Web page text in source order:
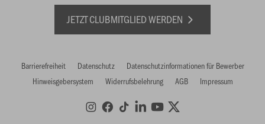
JETZT CLUBMITGLIED WERDEN
Barrierefreiheit Datenschutz
Datenschutzinformationen für Bewerber
Hinweisgebersystem
Widerrufsbelehrung AGB Impressum